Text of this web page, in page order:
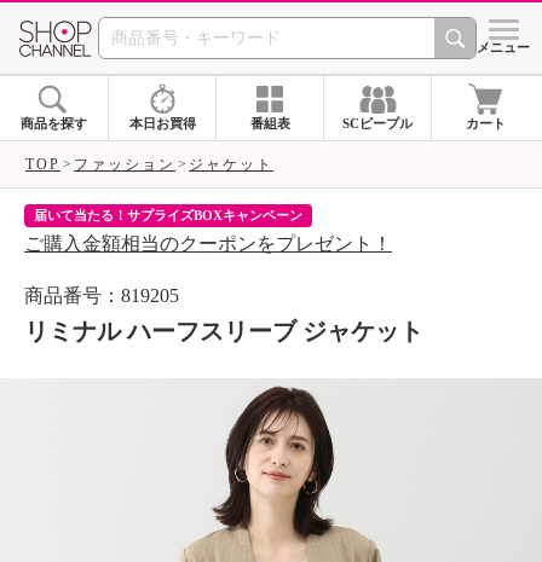
SHOP CHANNEL シメニュー
商品を探す 本日お買得 番組表 SCピープル カート
TOP ファッション ジャケット
届いて当たる！サプライズBOXキャンペーン
ご購入金額相当のクーポンをプレゼント！
商品番号：819205
リミナル ハーフスリーブ ジャケット